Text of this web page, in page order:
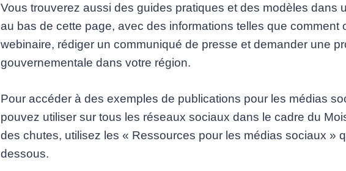
Vous trouverez aussi des guides pratiques et des modèles dans
au bas de cette page, avec des informations telles que comment
webinaire, rédiger un communiqué de presse et demander une
gouvernementale dans votre région.
Pour accéder à des exemples de publications pour les médias
pouvez utiliser sur tous les réseaux sociaux dans le cadre du
des chutes, utilisez les « Ressources pour les médias sociaux »
dessous.